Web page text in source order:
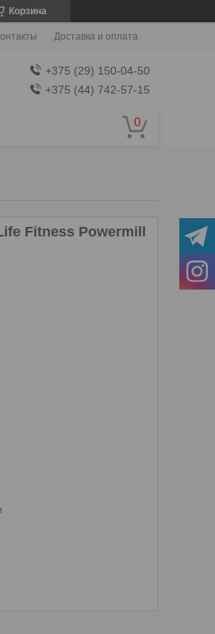
Корзина
Доставка и оплата
+375 (29) 150-04-50
+375 (44) 742-57-15
Fitness Powermill